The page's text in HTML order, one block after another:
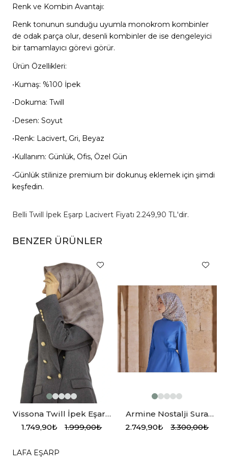
Renk ve Kombin Avantajı:
Renk tonunun sunduğu uyumla monokrom kombinler
de odak parça olur, desenli kombinler de ise dengeleyici
bir tamamlayıcı görevi görür.
Ürün Özellikleri:
•Kumaş: %100 İpek
•Dokuma: Twill
•Desen: Soyut
•Renk: Lacivert, Gri, Beyaz
•Kullanım: Günlük, Ofis, Özel Gün
•Günlük stilinize premium bir dokunuş eklemek için şimdi
keşfedin.
Belli Twill İpek Eşarp Lacivert Fiyatı 2.249,90 TL'dir.
BENZER ÜRÜNLER
Vissona Twill İpek Eşarp
Taş, Gri Monogram
1.749,90₺ 1.999,00₺
Armine Nostalji Sura
İpek Eşarp
2.749,90₺ 3.300,00₺
LAFA EŞARP